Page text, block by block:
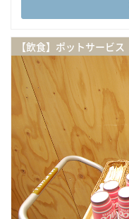
【飲食】ポットサービス